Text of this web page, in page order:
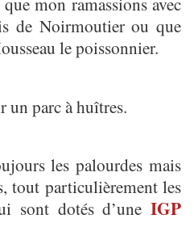
de Noirmoutier ou que
le poissonnier.
un parc à huîtres.
les palourdes mais
tout particulièrement les
sont dotés d’une IGP